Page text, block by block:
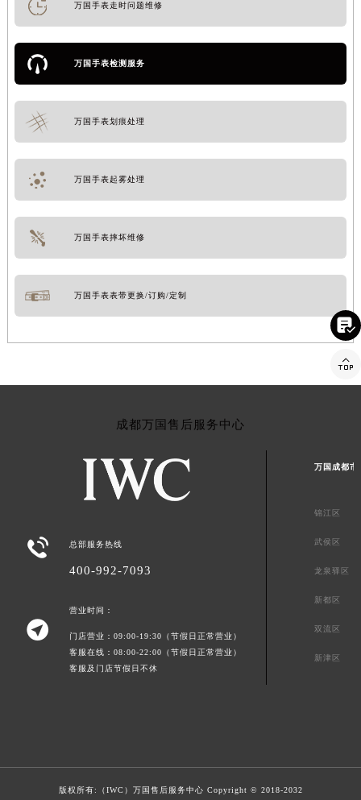
万国手表走时问题维修
万国手表检测服务
万国手表划痕处理
万国手表起雾处理
万国手表摔坏维修
万国手表表带更换/订购/定制
成都万国售后服务中心
 总部服务热线
400-992-7093

营业时间：
门店营业：09:00-19:30（节假日正常营业）
客服在线：08:00-22:00（节假日正常营业）
客服及门店节假日不休
万国成都市
锦江区
武侯区
龙泉驿区
新都区
双流区
新津区
版权所有:（IWC） 万国售后服务中心 Copyright © 2018-2032

